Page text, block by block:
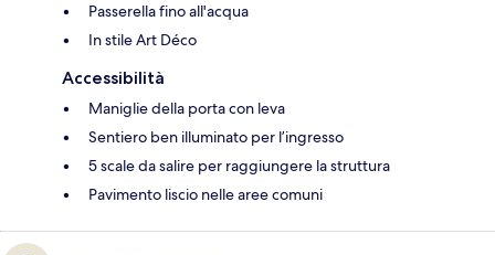
Passerella fino all'acqua
In stile Art Déco
Accessibilità
Maniglie della porta con leva
Sentiero ben illuminato per l’ingresso
5 scale da salire per raggiungere la struttura
Pavimento liscio nelle aree comuni